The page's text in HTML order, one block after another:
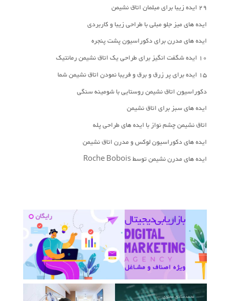
29 ایده زیبا برای مبلمان اتاق نشیمن
ایده های میز جلو مبلی با طراحی زیبا و کاربردی
ایده های مدرن برای دکوراسیون پشت پنجره
10 ایده شگفت انگیز برای طراحی یک اتاق نشیمن رمانتیک
15 ایده برای پر زرق و برق و فریبا نمودن اتاق نشیمن شما
دکوراسیون اتاق نشیمن روستایی با شومینه سنگی
ایده های سبز برای اتاق نشیمن
اتاق نشیمن چشم نواز با ایده های طراحی پله
ایده های دکوراسیون لوکس و مدرن اتاق نشیمن
ایده های مدرن نشیمن توسط Roche Bobois